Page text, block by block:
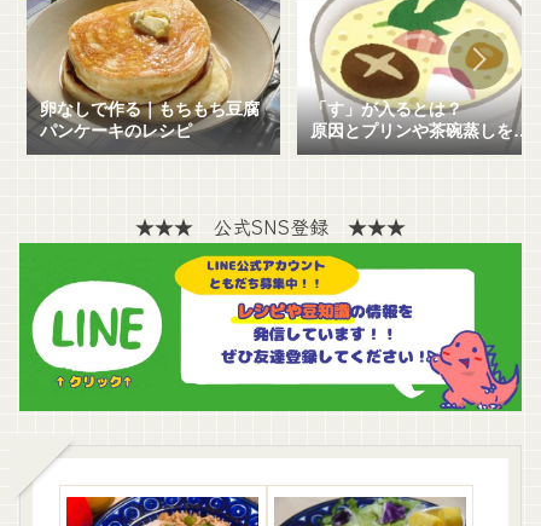
卵なしで作る｜もちもち豆腐
パンケーキのレシピ
「す」が入るとは？
原因とプリンや茶碗蒸しを失
敗せずに作る方法を解説！
★★★ 公式SNS登録 ★★★